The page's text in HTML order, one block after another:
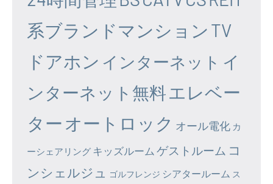
系ブランドマンション TV
ドアホン インターネット イ
ンターネット無料エレベー
ター オートロック オール電化 カ
ーシェアリング キッズルーム ゲストルーム コ
ンシェルジュ
ゴルフレンジ シアタールーム ス